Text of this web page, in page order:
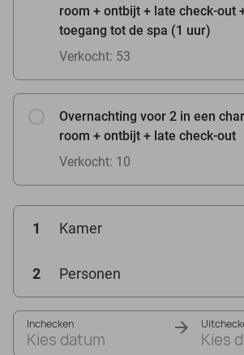
room + ontbijt + late check-out
toegang tot de spa (1 uur)
Verkocht: 53
Overnachting voor 2 in een
room + ontbijt + late check-out
Verkocht: 10
1 Kamer
2 Personen
Inchecken
Kies datum Kies